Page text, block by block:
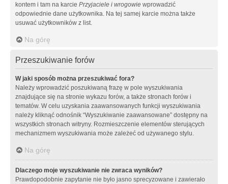
kontem i tam na karcie Przyjaciele i wrogowie wprowadzić
odpowiednie dane użytkownika. Na tej samej karcie można także
usuwać użytkowników z list.
Na górę
Przeszukiwanie forów
W jaki sposób można przeszukiwać fora?
Należy wprowadzić poszukiwaną frazę w pole wyszukiwania
znajdujące się na stronie wykazu forów, a także stronach forów i
tematów. W celu uzyskania zaawansowanych funkcji wyszukiwania
należy kliknąć odnośnik “Wyszukiwanie zaawansowane” dostępny na
wszystkich stronach witryny. Rozmieszczenie elementów sterujących
mechanizmem wyszukiwania może zależeć od używanego stylu.
Na górę
Dlaczego moje wyszukiwanie nie zwraca wyników?
Prawdopodobnie zapytanie nie było jasno sprecyzowane i zawierało